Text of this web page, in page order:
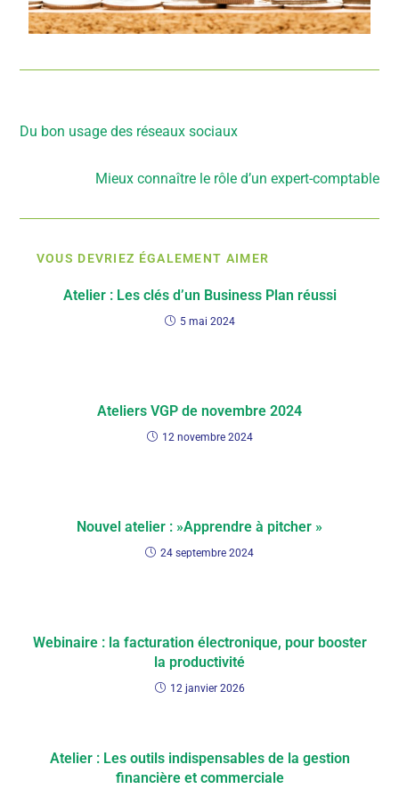
Du bon usage des réseaux sociaux
Mieux connaître le rôle d’un expert-comptable
VOUS DEVRIEZ ÉGALEMENT AIMER
Atelier : Les clés d’un Business Plan réussi
5 mai 2024
Ateliers VGP de novembre 2024
12 novembre 2024
Nouvel atelier : »Apprendre à pitcher »
24 septembre 2024
Webinaire : la facturation électronique, pour booster
la productivité
12 janvier 2026
Atelier : Les outils indispensables de la gestion
financière et commerciale